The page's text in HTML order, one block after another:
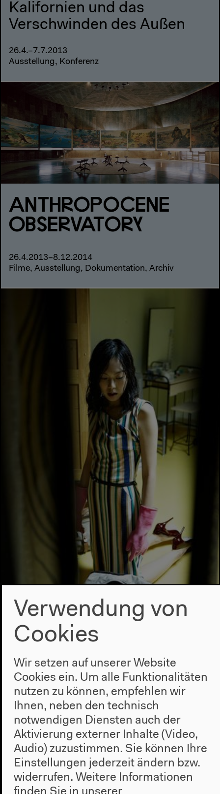
Kalifornien und das
Verschwinden des Außen
26.4.–7.7.2013
Ausstellung, Konferenz
ANTHROPOCENE
OBSERVATORY
26.4.2013–8.12.2014
Filme, Ausstellung, Dokumentation, Archiv
KOREAN CINEMA
TODAY 2013
Filme des Busan
International Film Festival
02.–12.5.2013
Filmfestival
RENCONTRES
Verwendung von
Cookies
Wir setzen auf unserer Website
Cookies ein. Um alle Funktionalitäten
nutzen zu können, empfehlen wir
Ihnen, neben den technisch
notwendigen Diensten auch der
Aktivierung externer Inhalte (Video,
Audio) zuzustimmen. Sie können Ihre
Einstellungen jederzeit ändern bzw.
widerrufen. Weitere Informationen